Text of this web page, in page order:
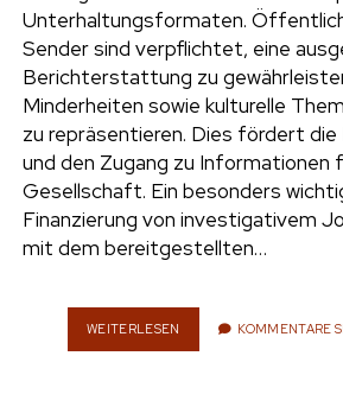
t
w
i
t
t
e
r
i
n
s
t
a
g
r
a
n
e
r
Unterhaltungsformaten.
Sender sind verpflichtet, eine
Berichterstattung zu
Minderheiten sowie kulturelle
zu repräsentieren. Dies fördert
und den Zugang zu Informationen
Gesellschaft. Ein besonders
Finanzierung von investigativem
mit dem bereitgestellten…
WEITERLESEN
A
KOMMENTARE